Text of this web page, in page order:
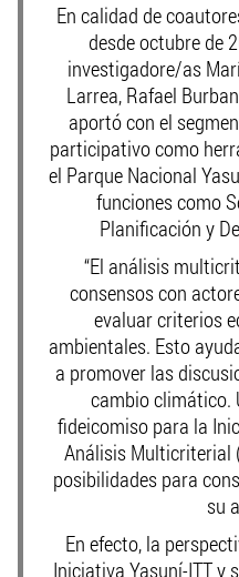
En calidad de
desde octubre de
investigadore/as
Larrea, Rafael
aportó con el
participativo como
el Parque Nacional
funciones como
Planificación y
“El análisis
consensos con
evaluar criterios
ambientales. Esto
a promover las
cambio climático.
fideicomiso para la
Análisis Multicriterial
posibilidades para
su
En efecto, la
Iniciativa Yasuní-ITT y